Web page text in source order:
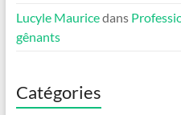
Lucyle Mauricedans
gênants
Catégories